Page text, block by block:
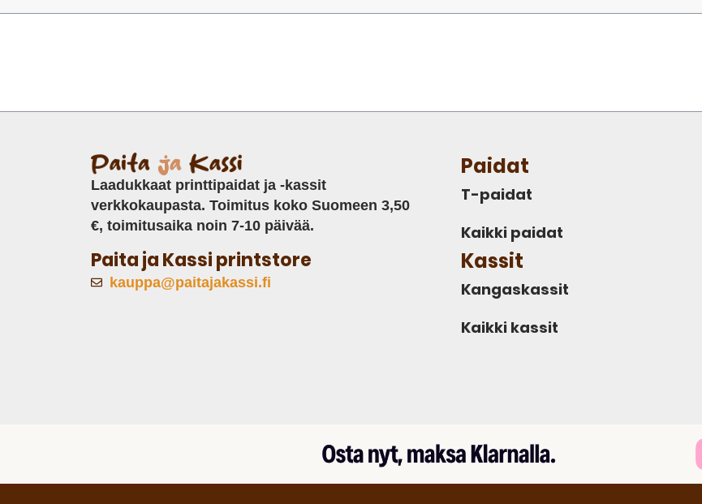
Laadukkaat printtipaidat ja -kassit
verkkokaupasta. Toimitus koko Suomeen 3,50
€, toimitusaika noin 7-10 päivää.
Paita ja Kassi printstore
kauppa@paitajakassi.fi
Paidat
T-paidat
Kaikki paidat
Kassit
Kangaskassit
Kaikki kassit